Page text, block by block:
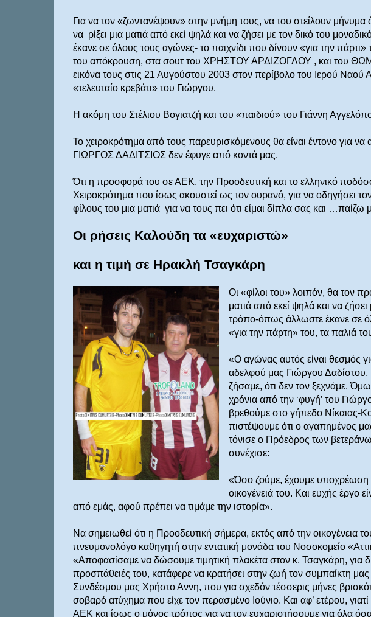
Για να τον «ζωντανέψουν» στην μνήμη τους, να του στείλουν μήνυμα
να ρίξει μια ματιά από εκεί ψηλά και να ζήσει με τον δικό του
έκανε σε όλους τους αγώνες- το παιχνίδι που δίνουν «για την πάρτι»
του απόκρουση, στα σουτ του ΧΡΗΣΤΟΥ ΑΡΔΙΖΟΓΛΟΥ , και του
εικόνα τους στις 21 Αυγούστου 2003 στον περίβολο του Ιερού Ναού
«τελευταίο κρεβάτι» του Γιώργου.
Η ακόμη του Στέλιου Βογιατζή και του «παιδιού» του Γιάννη
Το χειροκρότημα από τους παρευρισκόμενους θα είναι έντονο για να
ΓΙΩΡΓΟΣ ΔΑΔΙΤΣΙΟΣ δεν έφυγε από κοντά μας.
Ότι η προσφορά του σε ΑΕΚ, την Προοδευτική και το ελληνικό
Χειροκρότημα που ίσως ακουστεί ως τον ουρανό, για να οδηγήσει
φίλους του μια ματιά για να τους πει ότι είμαι δίπλα σας και …παίζω
Οι ρήσεις Καλούδη τα «ευχαριστώ»
και η τιμή σε Ηρακλή Τσαγκάρη
Οι «φίλοι του» λοιπόν, θα τον
ματιά από εκεί ψηλά και να
τρόπο-όπως άλλωστε έκανε σε
«για την πάρτη» του, τα παλιά
«Ο αγώνας αυτός είναι θεσμός
αδελφού μας Γιώργου Δαδίστου,
ζήσαμε, ότι δεν τον ξεχνάμε.
χρόνια από την ‘φυγή’ του
βρεθούμε στο γήπεδο Νίκαιας-
πιστέψουμε ότι ο αγαπημένος
τόνισε ο Πρόεδρος των
συνέχισε:
«Όσο ζούμε, έχουμε υποχρέωση
οικογένειά του. Και ευχής έργο
από εμάς, αφού πρέπει να τιμάμε την ιστορία».
Να σημειωθεί ότι η Προοδευτική σήμερα, εκτός από την οικογένεια
πνευμονολόγο καθηγητή στην εντατική μονάδα του Νοσοκομείο
«Αποφασίσαμε να δώσουμε τιμητική πλακέτα στον κ. Τσαγκάρη, για
προσπάθειές του, κατάφερε να κρατήσει στην ζωή τον συμπαίκτη μας
Συνδέσμου μας Χρήστο Αννη, που για σχεδόν τέσσερις μήνες
σοβαρό ατύχημα που είχε τον περασμένο Ιούνιο. Και αφ’ ετέρου,
ΑΕΚ και ίσως ο μόνος τρόπος για να τον ευχαριστήσουμε για όλα